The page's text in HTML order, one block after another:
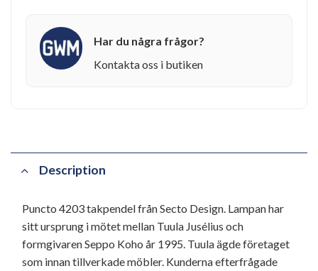
Har du några frågor?
Kontakta oss i butiken
Description
Puncto 4203 takpendel från Secto Design. Lampan har
sitt ursprung i mötet mellan Tuula Jusélius och
formgivaren Seppo Koho år 1995. Tuula ägde företaget
som innan tillverkade möbler. Kunderna efterfrågade